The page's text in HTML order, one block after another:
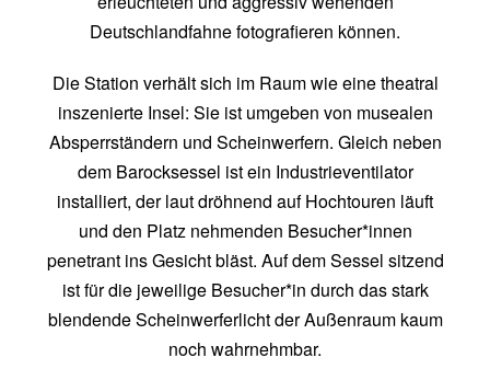
Deutschlandfahne fotografieren können.
Die Station verhält sich im Raum wie eine theatral
inszenierte Insel: Sie ist umgeben von musealen
Absperrständern und Scheinwerfern. Gleich neben
dem Barocksessel ist ein Industrieventilator
installiert, der laut dröhnend auf Hochtouren läuft
und den Platz nehmenden Besucher*innen
penetrant ins Gesicht bläst. Auf dem Sessel sitzend
ist für die jeweilige Besucher*in durch das stark
blendende Scheinwerferlicht der Außenraum kaum
noch wahrnehmbar.